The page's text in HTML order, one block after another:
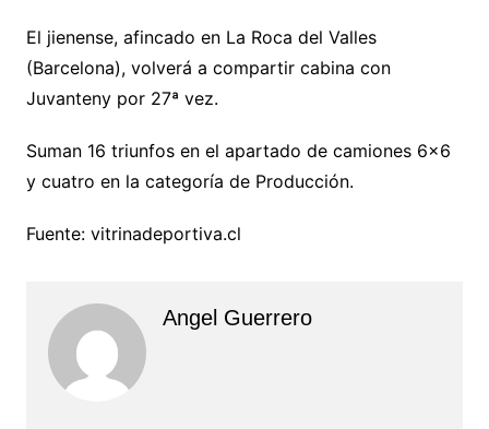
El jienense, afincado en La Roca del Valles
(Barcelona), volverá a compartir cabina con
Juvanteny por 27ª vez.
Suman 16 triunfos en el apartado de camiones 6×6
y cuatro en la categoría de Producción.
Fuente: vitrinadeportiva.cl
Angel Guerrero